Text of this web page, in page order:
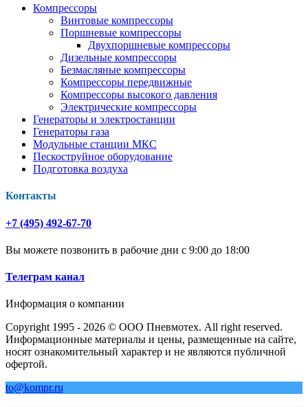
Компрессоры
Винтовые компрессоры
Поршневые компрессоры
Двухпоршневые компрессоры
Дизельные компрессоры
Безмасляные компрессоры
Компрессоры передвижные
Компрессоры высокого давления
Электрические компрессоры
Генераторы и электростанции
Генераторы газа
Модульные станции МКС
Пескоструйное оборудование
Подготовка воздуха
Контакты
+7 (495) 492-67-70
Вы можете позвонить в рабочие дни с 9:00 до 18:00
Телеграм канал
Информация о компании
Copyright 1995 - 2026 © ООО Пневмотех. All right reserved.
Информационные материалы и цены, размещенные на сайте,
носят ознакомительный характер и не являются публичной
офертой.
to@kompr.ru